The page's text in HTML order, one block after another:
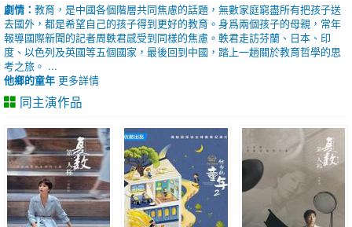
劇情： 教育，是中國各個階層共同焦慮的話題，無數家庭窮盡所有把孩子送
去國外，都是希望自己的孩子得到更好的教育。身爲兩個孩子的母親，常年
報導國際新聞的記者周軼君感受到同樣的焦慮。軼君走訪芬蘭、日本、印
度、以色列及英國等五個國家，最後回到中國，踏上一趟關於教育哲學的思
考之旅。 ...
他鄉的童年 更多詳情
同主演作品